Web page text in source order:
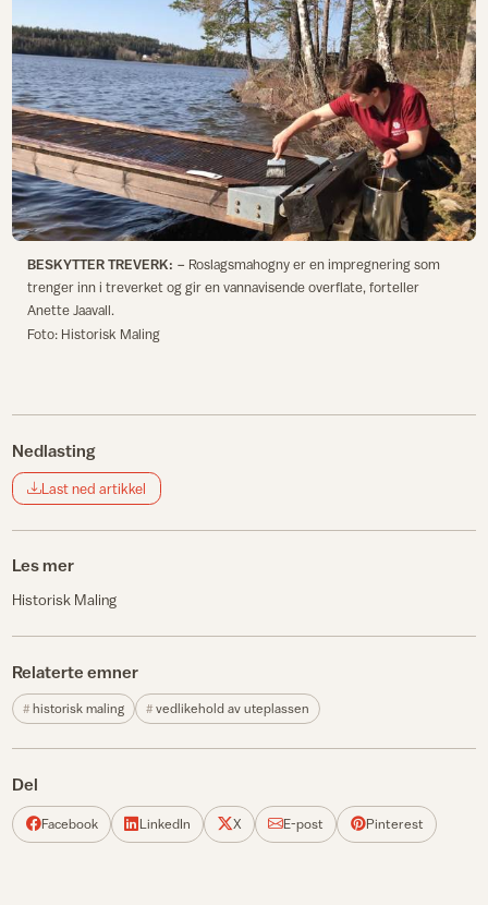
BESKYTTER TREVERK: − Roslagsmahogny er en impregnering som
trenger inn i treverket og gir en vannavisende overflate, forteller
Anette Jaavall.
Foto: Historisk Maling
Nedlasting
Last ned artikkel
Les mer
Historisk Maling
Relaterte emner
historisk maling vedlikehold av uteplassen
Del
Facebook LinkedIn X E-post Pinterest